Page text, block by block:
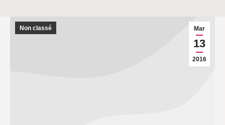
Mar
13
2016
Non classé